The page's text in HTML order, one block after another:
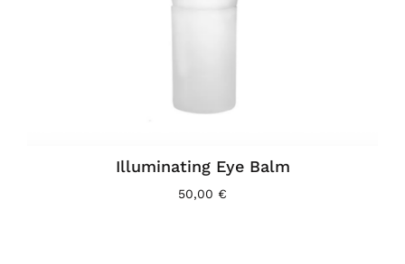
Illuminating Eye Balm
50,00 €